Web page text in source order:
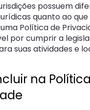
na
possuem
quanto ao
Política de
por cumprir a
suas atividades e